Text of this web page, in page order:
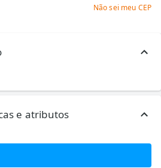
Não sei meu CEP
e atributos